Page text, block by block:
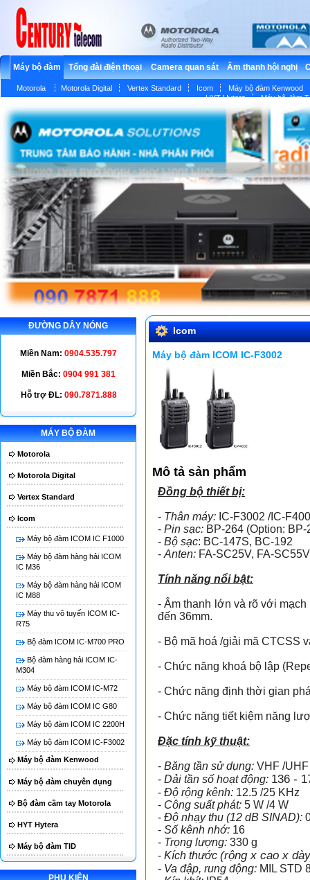
Máy bộ đàm Tổng đài điện thoại Camera quan sát Âm thanh hội nghị
Motorola Motorola Digital Vertex Standard Icom
Máy bộ đàm Kenwood
HYT Hytera
Máy bộ đàm
ĐƯỜNG DÂY NÓNG
Miền Nam: 0904.535.797
Miền Bắc: 0904 991 381
Hỗ trợ ĐL: 090.7871.888
MÁY BỘ ĐÀM
Motorola
Motorola Digital
Vertex Standard
Icom
Máy bộ đàm ICOM IC F1000
Máy bộ đàm hàng hải ICOM
IC M36
Máy bộ đàm hàng hải ICOM
IC M88
Máy thu vô tuyến ICOM IC-
R75
Bộ đàm ICOM IC-M700 PRO
Bộ đàm hàng hải ICOM IC-
M304
Máy bộ đàm ICOM IC-M72
Máy bộ đàm ICOM IC G80
Máy bộ đàm ICOM IC 2200H
Máy bộ đàm ICOM IC-F3002
Máy bộ đàm Kenwood
Máy bộ đàm chuyên dụng
Bộ đàm cầm tay Motorola
HYT Hytera
Máy bộ đàm TID
PHỤ KIỆN
Icom
Máy bộ đàm ICOM IC-F3002
Mô tả sản phẩm
Đồng bộ thiết bị:
- Thân máy: IC-F3002 /IC-
- Pin sạc: BP-264 (Option: BP-
- Bộ sạc: BC-147S, BC-192
- Anten: FA-SC25V, FA-
Tính năng nổi bật:
- Âm thanh lớn và rõ với
đến 36mm.
- Bộ mã hoá /giải mã CTCSS
- Chức năng khoá bộ lập
- Chức năng định thời gian
- Chức năng tiết kiệm năng
Đặc tính kỹ thuật:
- Băng tần sử dụng: VHF /UHF
- Dải tần số hoạt động: 136 -
- Độ rộng kênh: 12.5 /25 KHz
- Công suất phát: 5 W /4 W
- Độ nhạy thu (12 dB SINAD):
- Số kênh nhớ: 16
- Trọng lượng: 330 g
- Kích thước (rộng x cao x
- Va đập, rung động: MIL STD